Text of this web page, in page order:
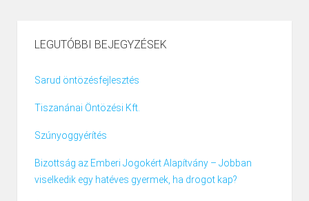
LEGUTÓBBI BEJEGYZÉSEK
Sarud öntözésfejlesztés
Tiszanánai Öntözési Kft.
Szúnyoggyérítés
Bizottság az Emberi Jogokért Alapítvány – Jobban
viselkedik egy hatéves gyermek, ha drogot kap?